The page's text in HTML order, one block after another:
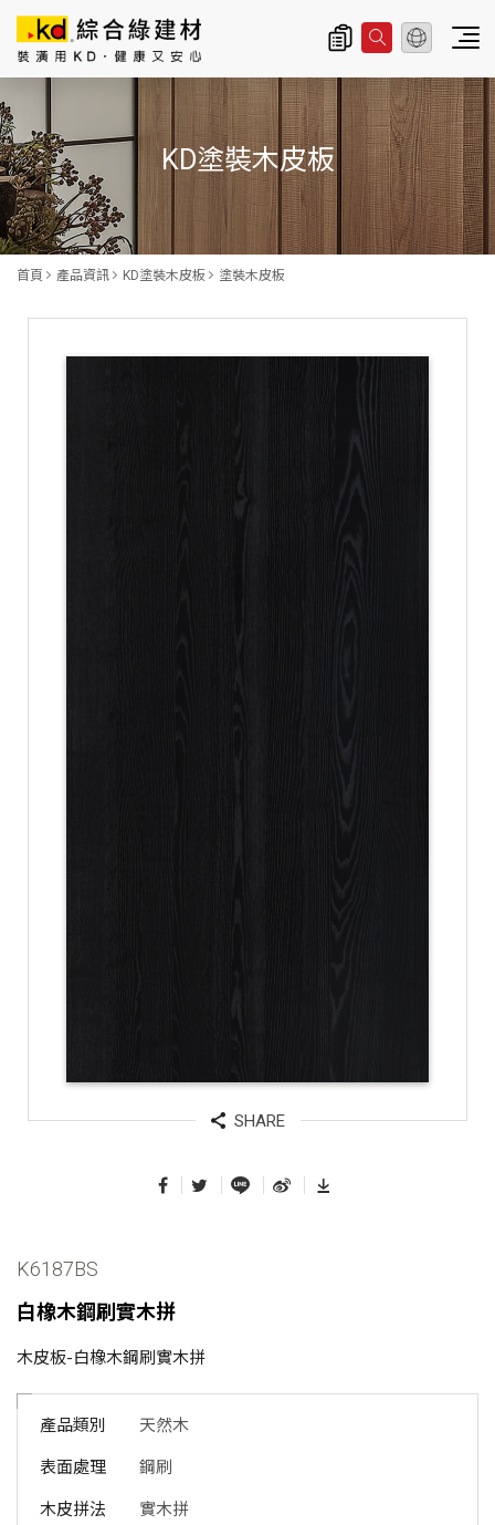
導
覽
|
K
D
科
KD塗裝木皮板
首頁 產品資訊 KD塗裝木皮板 塗裝木皮板
SHARE
K6187BS
白橡木鋼刷實木拼
木皮板-白橡木鋼刷實木拼
產品類別 天然木
表面處理 鋼刷
木皮拼法 實木拼
總公司資訊